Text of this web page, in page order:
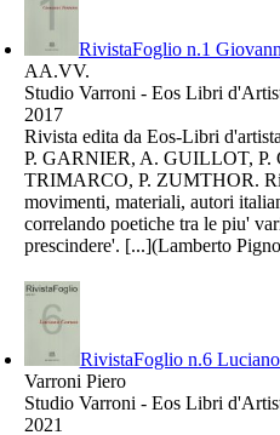
RivistaFoglio n.1
AA.VV.
Studio Varroni - Eos Libri
2017
Rivista edita da Eos-Libri
P. GARNIER, A. GUILLOT,
TRIMARCO, P. ZUMTHOR.
movimenti, materiali, autori
correlando poetiche tra le piu'
prescindere'. [...](Lamberto
RivistaFoglio n.6
Varroni Piero
Studio Varroni - Eos Libri
2021